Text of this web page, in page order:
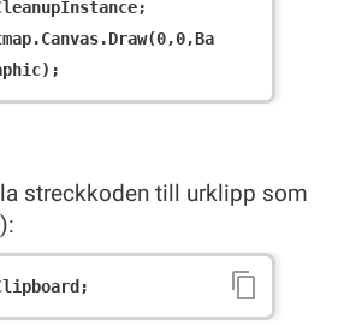
streckkoden till urklipp som